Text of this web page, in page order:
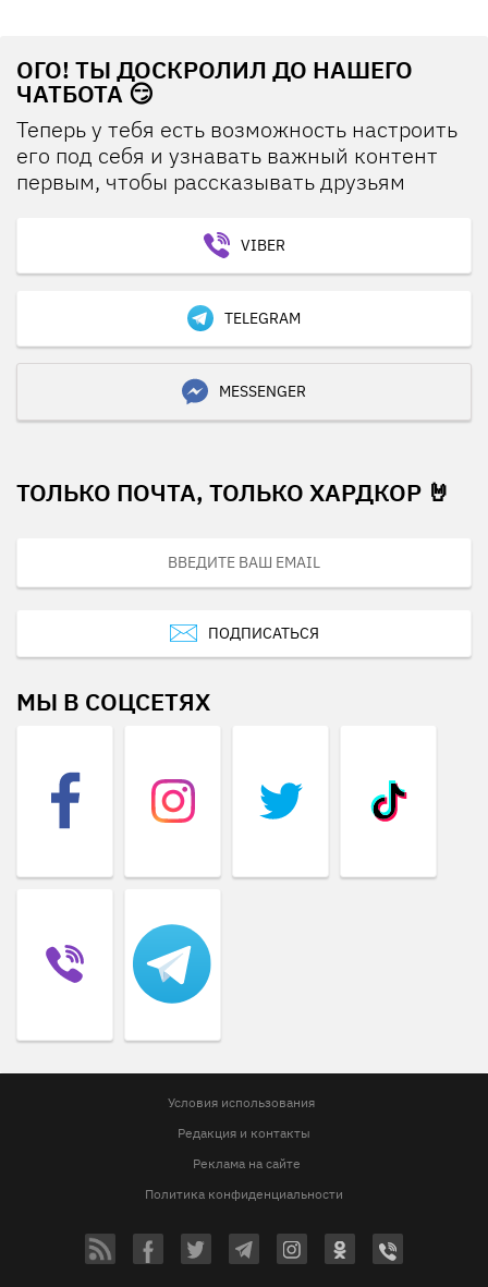
ОГО! ТЫ ДОСКРОЛИЛ ДО НАШЕГО
ЧАТБОТА 😏
Теперь у тебя есть возможность настроить
его под себя и узнавать важный контент
первым, чтобы рассказывать друзьям
VIBER
TELEGRAM
MESSENGER
ТОЛЬКО ПОЧТА, ТОЛЬКО ХАРДКОР 🤘
ПОДПИСАТЬСЯ
МЫ В СОЦСЕТЯХ
Условия использования
Редакция и контакты
Реклама на сайте
Политика конфиденциальности